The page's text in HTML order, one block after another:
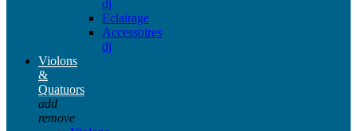
dj
Eclairage
Accessoires
dj
Violons
&
Quatuors
add
remove